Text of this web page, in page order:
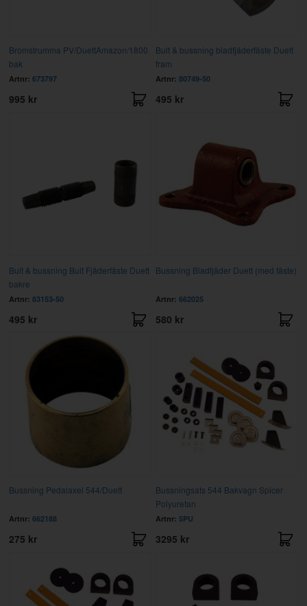
Bromstrumma PV/DuettAmazon/1800
bak
Artnr: 673797
995 kr
Bult & bussning bladfjäderfäste Duett
fram
Artnr: 80749-50
495 kr
Bult & bussning Bult Fjäderfäste Duett
bakre
Artnr: 83153-50
495 kr
Bussning Bladfjäder Duett (med fäste)
Artnr: 662025
580 kr
Bussning Pedalaxel 544/Duett
Artnr: 662188
275 kr
Bussningsats 544 Bakvagn Spicer
Polyuretan
Artnr: 5PU
3295 kr